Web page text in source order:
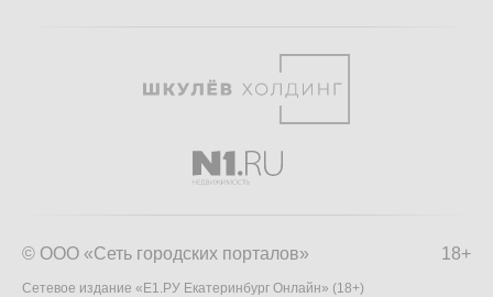
18+
© ООО «Сеть городских порталов»
Сетевое издание «Е1.РУ Екатеринбург Онлайн» (18+)